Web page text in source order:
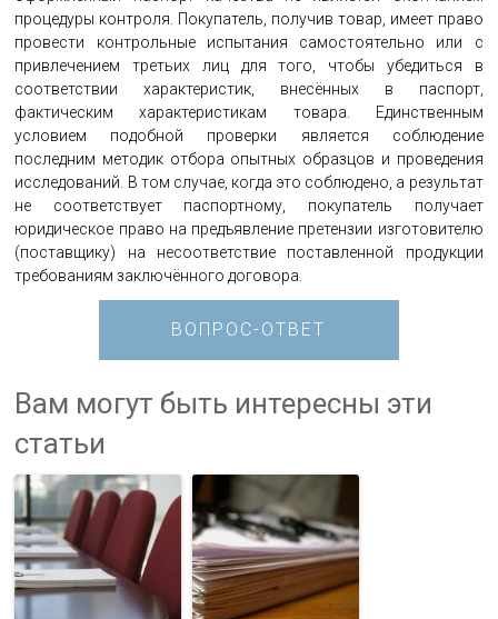
процедуры контроля. Покупатель, получив товар, имеет право
провести контрольные испытания самостоятельно или с
привлечением третьих лиц для того, чтобы убедиться в
соответствии характеристик, внесённых в паспорт,
фактическим характеристикам товара. Единственным
условием подобной проверки является соблюдение
последним методик отбора опытных образцов и проведения
исследований. В том случае, когда это соблюдено, а результат
не соответствует паспортному, покупатель получает
юридическое право на предъявление претензии изготовителю
(поставщику) на несоответствие поставленной продукции
требованиям заключённого договора.
ВОПРОС-ОТВЕТ
Вам могут быть интересны эти
статьи